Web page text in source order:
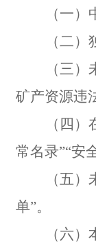
（一）
（二
（三）
矿产资源违
（ 四 ）
常名录”“安
（五）
单”。
（六）